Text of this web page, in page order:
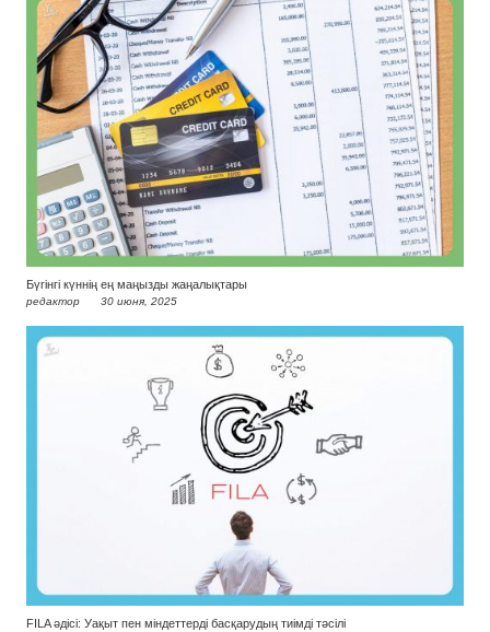
Бүгінгі күннің ең маңызды жаңалықтары
редактор 30 июня, 2025
FILA әдісі: Уақыт пен міндеттерді басқарудың тиімді тәсілі